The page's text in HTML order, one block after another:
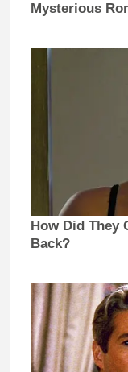
Mysterious
How Did They
Back?